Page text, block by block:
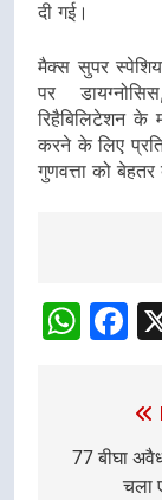
दी गई।
मैक्स सुपर
पर
रिहैबिलिटेशन के
करने के लिए
गुणवत्ता को
77 बीघा
चला